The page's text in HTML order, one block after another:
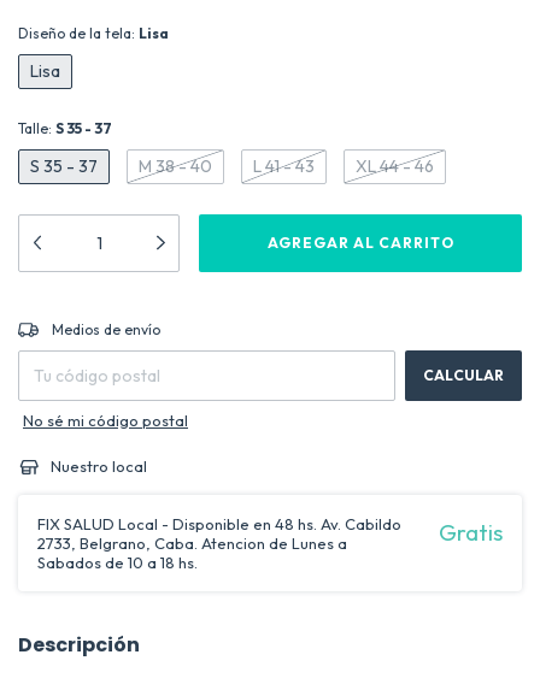
Diseño de la tela: Lisa
Lisa
Talle: S 35 - 37
S 35 - 37 M 38 - 40 L 41 - 43 XL 44 - 46
Entregas para el CP:
Medios de envío
CALCULAR
No sé mi código postal
Nuestro local
FIX SALUD Local - Disponible en 48 hs. Av. Cabildo
2733, Belgrano, Caba. Atencion de Lunes a
Sabados de 10 a 18 hs.
Gratis
Descripción